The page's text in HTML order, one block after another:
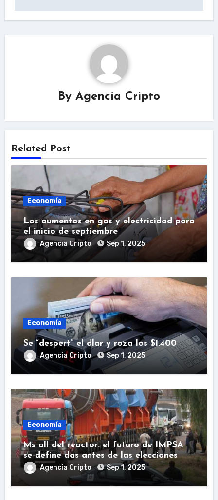
By Agencia Cripto
Related Post
Economía
Los aumentos en gas y electricidad para
el inicio de septiembre
Agencia Cripto Sep 1, 2025
Economía
Se “despert” el dlar y roza los $1.400
Agencia Cripto Sep 1, 2025
Economía
Ms all del reactor: el futuro de IMPSA
se define das antes de las elecciones
Agencia Cripto Sep 1, 2025